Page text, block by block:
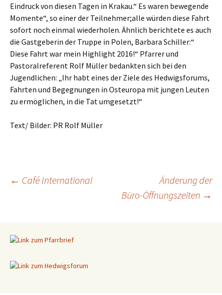
Eindruck von diesen Tagen in Krakau.“ Es waren bewegende
Momente“, so einer der Teilnehmer;alle würden diese Fahrt
sofort noch einmal wiederholen. Ähnlich berichtete es auch
die Gastgeberin der Truppe in Polen, Barbara Schiller:“
Diese Fahrt war mein Highlight 2016!“ Pfarrer und
Pastoralreferent Rolf Müller bedankten sich bei den
Jugendlichen: „Ihr habt eines der Ziele des Hedwigsforums,
Fahrten und Begegnungen in Osteuropa mit jungen Leuten
zu ermöglichen, in die Tat umgesetzt!“
Text/ Bilder: PR Rolf Müller
Beitragsnavigation
← Café International
Änderung der
Büro-Öffnungszeiten →